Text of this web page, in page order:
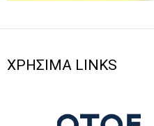
ΧΡΗΣΙΜΑ LINKS